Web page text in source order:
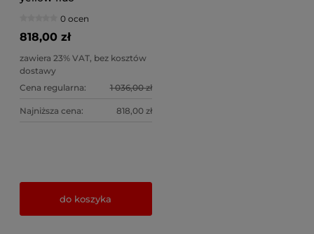
0 ocen
818,00 zł
zawiera 23% VAT, bez kosztów
dostawy
Cena regularna:
1 036,00 zł
Najniższa cena: 818,00 zł
do koszyka